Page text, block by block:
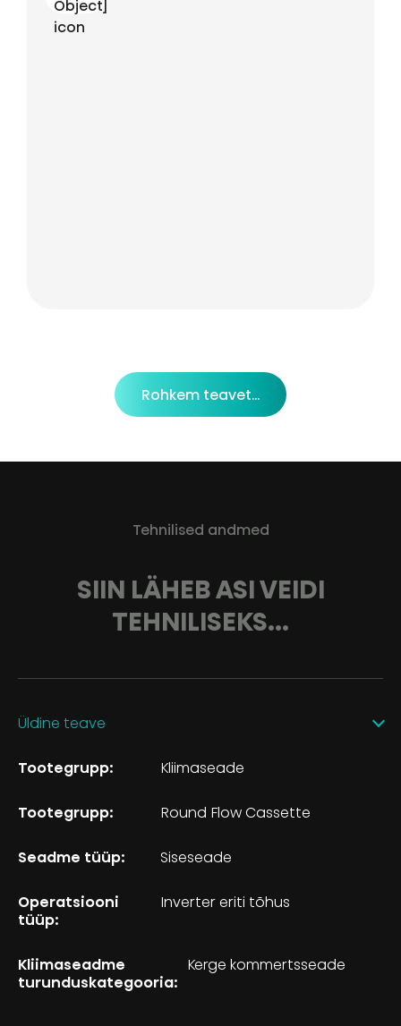
Rohkem teavet...
Tehnilised andmed
SIIN LÄHEB ASI VEIDI
TEHNILISEKS...
Üldine teave
Tootegrupp: Kliimaseade
Tootegrupp: Round Flow Cassette
Seadme tüüp: Siseseade
Operatsiooni
tüüp:
Inverter eriti tõhus
Kliimaseadme
turunduskategooria:
Kerge kommertsseade